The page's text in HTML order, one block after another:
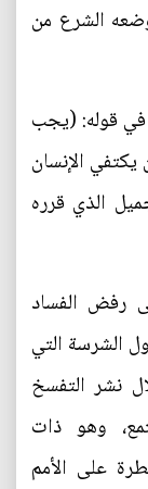
الشرع من
في قوله: (يجب
الإنسان
الذي قرره
رفض الفساد
الشرسة التي
نشر التفسخ
وهو ذات
على الأمم